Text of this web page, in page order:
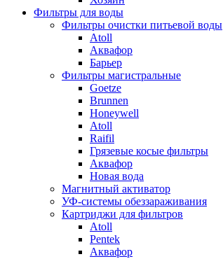
Фильтры для воды
Фильтры очистки питьевой воды
Atoll
Аквафор
Барьер
Фильтры магистральные
Goetze
Brunnen
Honeywell
Atoll
Raifil
Грязевые косые фильтры
Аквафор
Новая вода
Магнитный активатор
УФ-системы обеззараживания
Картриджи для фильтров
Atoll
Pentek
Аквафор